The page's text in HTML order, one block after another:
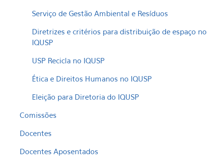
Serviço de Gestão Ambiental e Resíduos
Diretrizes e critérios para distribuição de espaço no
IQUSP
USP Recicla no IQUSP
Ética e Direitos Humanos no IQUSP
Eleição para Diretoria do IQUSP
Comissões
Docentes
Docentes Aposentados